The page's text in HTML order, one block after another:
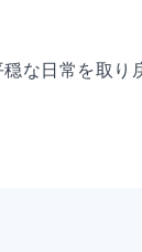
な日常を取り